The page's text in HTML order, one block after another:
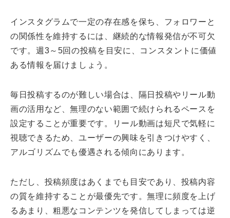
インスタグラムで一定の存在感を保ち、フォロワーと
の関係性を維持するには、継続的な情報発信が不可欠
です。週3～5回の投稿を目安に、コンスタントに価値
ある情報を届けましょう。
毎日投稿するのが難しい場合は、隔日投稿やリール動
画の活用など、無理のない範囲で続けられるペースを
設定することが重要です。リール動画は短尺で気軽に
視聴できるため、ユーザーの興味を引きつけやすく、
アルゴリズムでも優遇される傾向にあります。
ただし、投稿頻度はあくまでも目安であり、投稿内容
の質を維持することが最優先です。無理に頻度を上げ
るあまり、粗悪なコンテンツを発信してしまっては逆